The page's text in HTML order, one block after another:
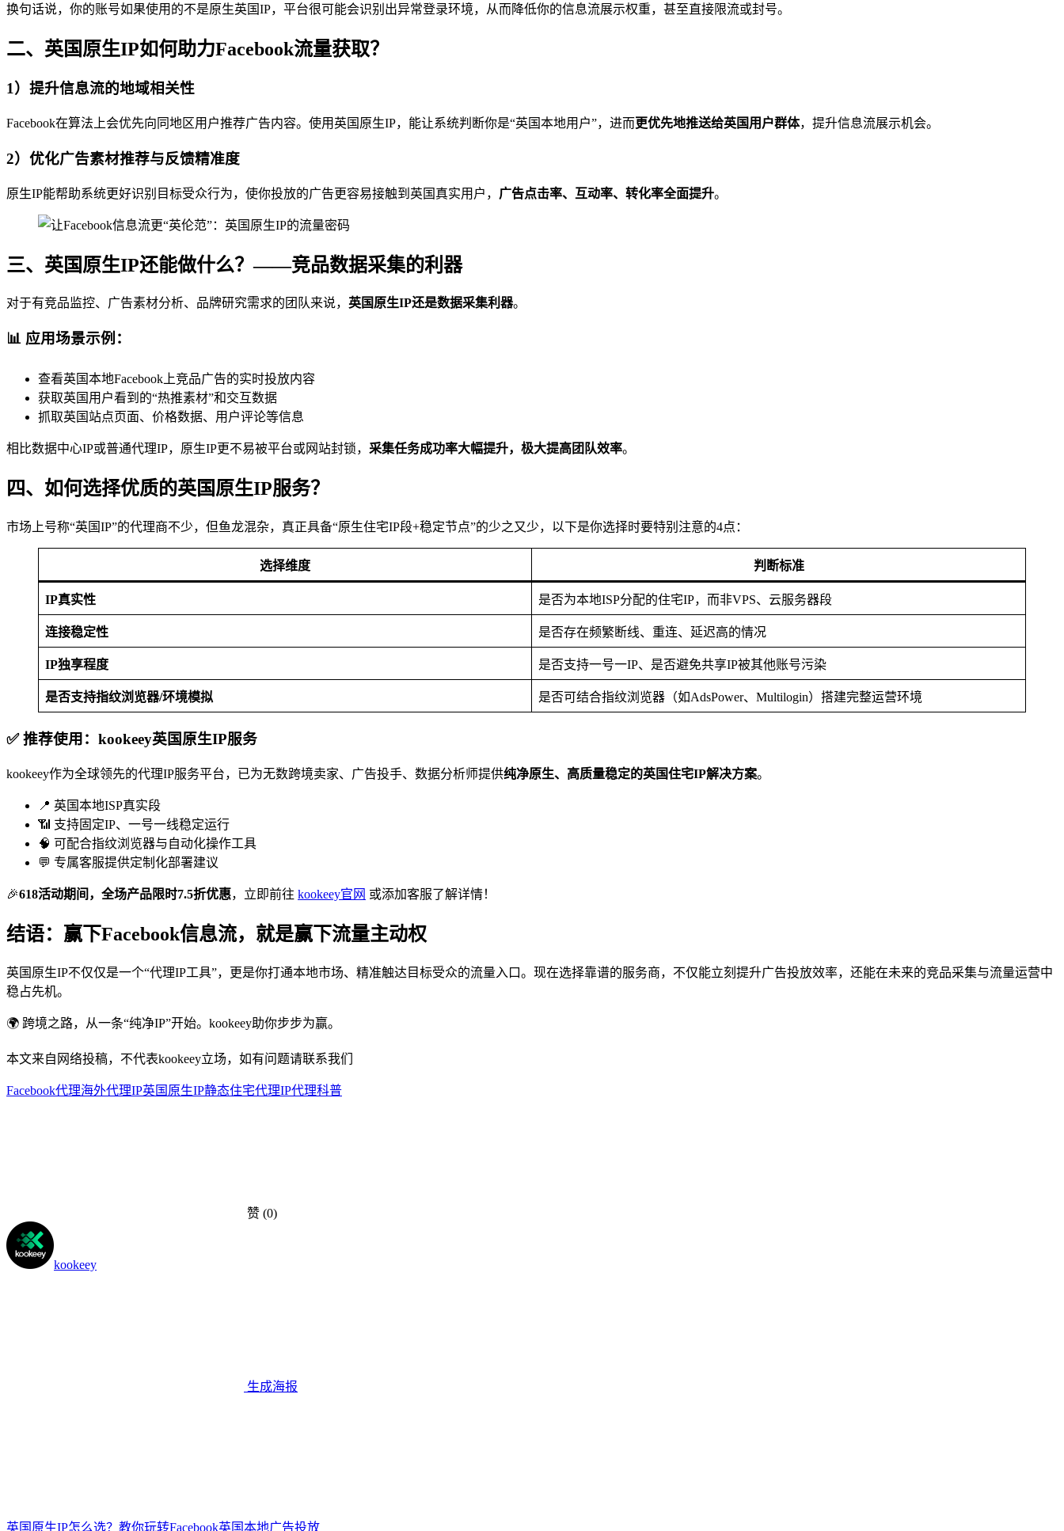
换句话说，你的账号如果使用的不是原生英国IP，平台很可能会识别出异常登录环境，从而降低你的信息流展示权重，甚至直接限流或封号。
二、英国原生IP如何助力Facebook流量获取？
1）提升信息流的地域相关性
Facebook在算法上会优先向同地区用户推荐广告内容。使用英国原生IP，能让系统判断你是“英国本地用户”，进而更优先地推送给英国用户群体，提升信息流展示机会。
2）优化广告素材推荐与反馈精准度
原生IP能帮助系统更好识别目标受众行为，使你投放的广告更容易接触到英国真实用户， 广告点击率、互动率、转化率全面提升。
三、英国原生IP还能做什么？——竞品数据采集的利器
对于有竞品监控、广告素材分析、品牌研究需求的团队来说， 英国原生IP还是数据采集利器。
📊 应用场景示例：
查看英国本地Facebook上竞品广告的实时投放内容
获取英国用户看到的“热推素材”和交互数据
抓取英国站点页面、价格数据、用户评论等信息
相比数据中心IP或普通代理IP，原生IP更不易被平台或网站封锁， 采集任务成功率大幅提升，极大提高团队效率。
四、如何选择优质的英国原生IP服务？
市场上号称“英国IP”的代理商不少，但鱼龙混杂，真正具备“原生住宅IP段+稳定节点”的少之又少，以下是你选择时要特别注意的4点：
选择维度 判断标准
IP真实性 是否为本地ISP分配的住宅IP，而非VPS、云服务器段
连接稳定性 是否存在频繁断线、重连、延迟高的情况
IP独享程度 是否支持一号一IP、是否避免共享IP被其他账号污染
是否支持指纹浏览器/环境模拟 是否可结合指纹浏览器（如AdsPower、Multilogin）搭建完整运营环境
✅ 推荐使用：kookeey英国原生IP服务
kookeey作为全球领先的代理IP服务平台，已为无数跨境卖家、广告投手、数据分析师提供纯净原生、高质量稳定的英国住宅IP解决方案。
📍 英国本地ISP真实段
📶 支持固定IP、一号一线稳定运行
🧠 可配合指纹浏览器与自动化操作工具
💬 专属客服提供定制化部署建议
🎉618活动期间，全场产品限时7.5折优惠，立即前往 kookeey官网 或添加客服了解详情！
结语：赢下Facebook信息流，就是赢下流量主动权
英国原生IP不仅仅是一个“代理IP工具”，更是你打通本地市场、精准触达目标受众的流量入口。现在选择靠谱的服务商，不仅能立刻提升广告投放效率，还能在未来的竞品采集与流量运营中
稳占先机。
🌍 跨境之路，从一条“纯净IP”开始。kookeey助你步步为赢。
本文来自网络投稿，不代表kookeey立场，如有问题请联系我们
Facebook代理海外代理IP英国原生IP静态住宅代理IP代理科普
赞 (0)
kookeey
生成海报
英国原生IP怎么选？教你玩转Facebook英国本地广告投放